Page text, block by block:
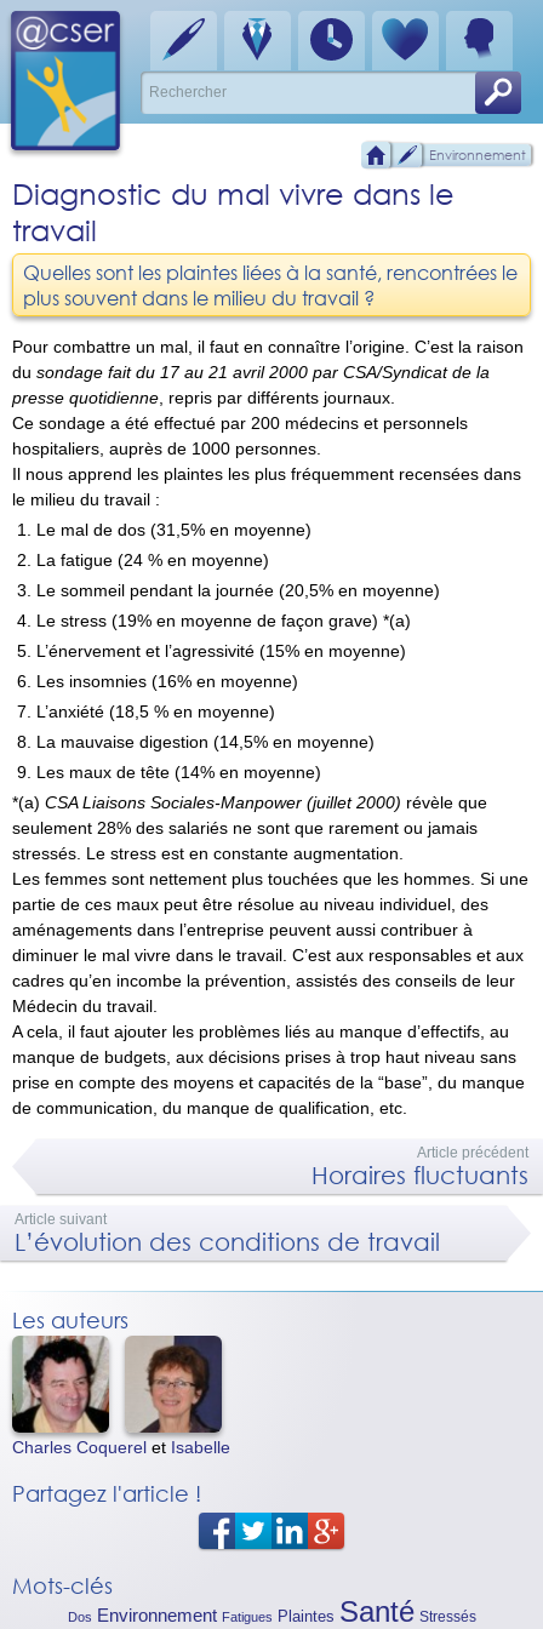
Environnement
Diagnostic du mal vivre dans le
travail
Quelles sont les plaintes liées à la santé, rencontrées le
plus souvent dans le milieu du travail ?
Pour combattre un mal, il faut en connaître l’origine. C’est la raison
du sondage fait du 17 au 21 avril 2000 par CSA/Syndicat de la
presse quotidienne, repris par différents journaux.
Ce sondage a été effectué par 200 médecins et personnels
hospitaliers, auprès de 1000 personnes.
Il nous apprend les plaintes les plus fréquemment recensées dans
le milieu du travail :
Le mal de dos (31,5% en moyenne)
La fatigue (24 % en moyenne)
Le sommeil pendant la journée (20,5% en moyenne)
Le stress (19% en moyenne de façon grave) *(a)
L’énervement et l’agressivité (15% en moyenne)
Les insomnies (16% en moyenne)
L’anxiété (18,5 % en moyenne)
La mauvaise digestion (14,5% en moyenne)
Les maux de tête (14% en moyenne)
*(a) CSA Liaisons Sociales-Manpower (juillet 2000) révèle que
seulement 28% des salariés ne sont que rarement ou jamais
stressés. Le stress est en constante augmentation.
Les femmes sont nettement plus touchées que les hommes. Si une
partie de ces maux peut être résolue au niveau individuel, des
aménagements dans l’entreprise peuvent aussi contribuer à
diminuer le mal vivre dans le travail. C’est aux responsables et aux
cadres qu’en incombe la prévention, assistés des conseils de leur
Médecin du travail.
A cela, il faut ajouter les problèmes liés au manque d’effectifs, au
manque de budgets, aux décisions prises à trop haut niveau sans
prise en compte des moyens et capacités de la “base”, du manque
de communication, du manque de qualification, etc.
Article précédent
Horaires fluctuants
Article suivant
L’évolution des conditions de travail
Les auteurs
Charles Coquerel et Isabelle
Partagez l'article !
Mots-clés
Dos Environnement Fatigues Plaintes Santé Stressés